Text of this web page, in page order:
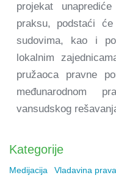
projekat
praksu, podstaći
sudovima, kao i
lokalnim
pružaoca pravne
međunarodnom
vansudskog
Kategorije
Medijacija Vladavina prava